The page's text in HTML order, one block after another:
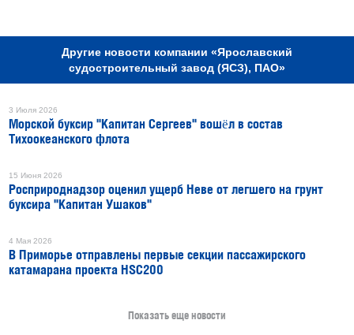
Другие новости компании «Ярославский
судостроительный завод (ЯСЗ), ПАО»
3 Июля 2026
Морской буксир "Капитан Сергеев" вошёл в состав
Тихоокеанского флота
15 Июня 2026
Росприроднадзор оценил ущерб Неве от легшего на грунт
буксира "Капитан Ушаков"
4 Мая 2026
В Приморье отправлены первые секции пассажирского
катамарана проекта HSC200
Показать еще новости